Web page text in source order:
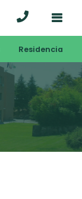
Residencia